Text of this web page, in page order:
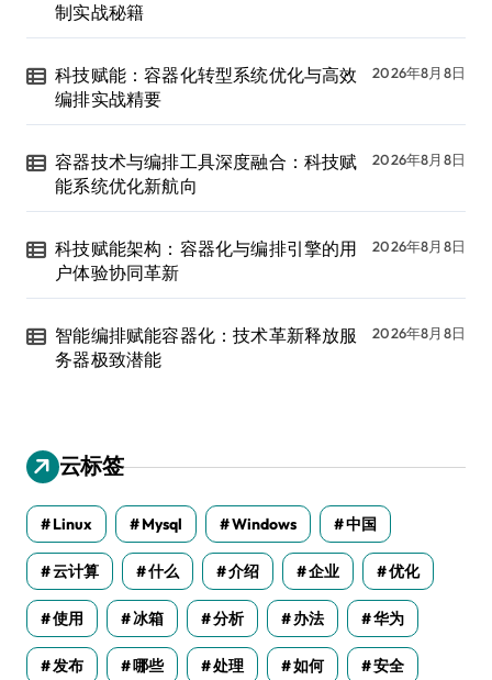
制实战秘籍
科技赋能：容器化转型系统优化与高效
编排实战精要
2026年8月8日
容器技术与编排工具深度融合：科技赋
能系统优化新航向
2026年8月8日
科技赋能架构：容器化与编排引擎的用
户体验协同革新
2026年8月8日
智能编排赋能容器化：技术革新释放服
务器极致潜能
2026年8月8日
云标签
Linux Mysql Windows 中国
云计算 什么 介绍 企业 优化
使用 冰箱 分析 办法 华为
发布 哪些 处理 如何 安全